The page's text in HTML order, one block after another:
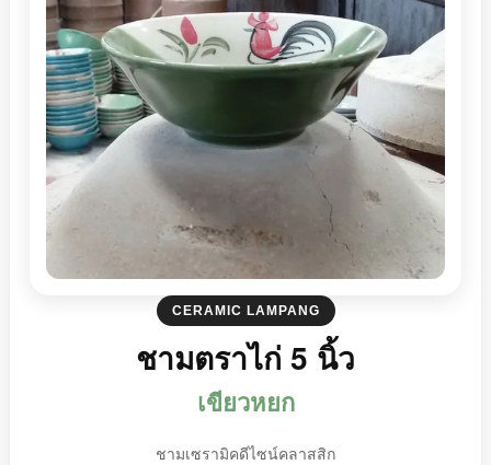
CERAMIC LAMPANG
ชามตราไก่ 5 นิ้ว
เขียวหยก
ชามเซรามิคดีไซน์คลาสสิก